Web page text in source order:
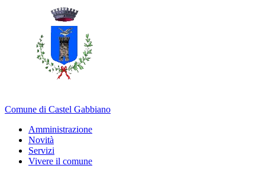
Comune di Castel Gabbiano
Amministrazione
Novità
Servizi
Vivere il comune